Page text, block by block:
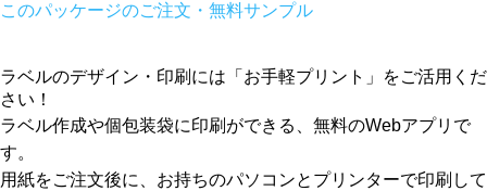
このパッケージのご注文・無料サンプル
ラベルのデザイン・印刷には「お手軽プリント」をご活用くだ
さい！
ラベル作成や個包装袋に印刷ができる、無料のWebアプリで
す。
用紙をご注文後に、お持ちのパソコンとプリンターで印刷して